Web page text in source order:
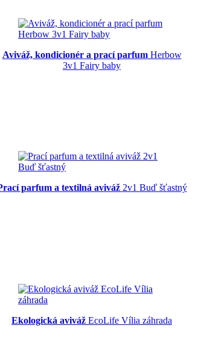
Aviváž, kondicionér a prací parfumHerbow
3v1 Fairy baby
parfum a textilná aviváž 2v1 Buď šťastný
Ekologická aviváž EcoLife Vília záhrada